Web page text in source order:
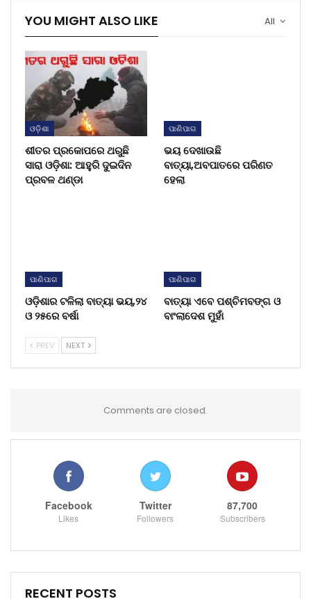
All
YOU MIGHT ALSO LIKE
ଓଡ଼ିଶା
ଶୀତର ପ୍ରକୋପରେ ଥରୁଛି
ସାରା ଓଡ଼ିଶା: ଆହୁରି ଦୁଇଦିନ
ପ୍ରବଳ ଥଣ୍ଡା
ପାଣିପାଗ
ଭୟ ଦେଖାଉଛି
ବାତ୍ୟା,ଅବପାତରେ ପରିଣତ
ହେଲା
ପାଣିପାଗ
ଓଡ଼ିଶାର ଟଳିଲା ବାତ୍ୟା ଭୟ,୨୪
ଓ ୨୫ରେ ବର୍ଷା
ପାଣିପାଗ
ବାତ୍ୟା ଏବେ ପଶ୍ଚିମବଙ୍ଗ ଓ
ବାଂଲାଦେଶ ମୁହାଁ
PREV NEXT
Comments are closed.
Facebook
Likes
Twitter
Followers
87,700
Subscribers
RECENT POSTS